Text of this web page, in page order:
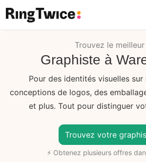
Ring Twice
Trouvez le meilleur
Graphiste à
Pour des identités visuelles sur
conceptions de logos, des
et plus. Tout pour distinguer
Trouvez votre
⚡ Obtenez plusieurs offres